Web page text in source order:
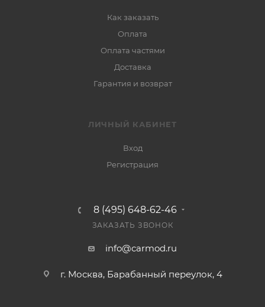
Как заказать
Оплата
Оплата частями
Доставка
Гарантия и возврат
ЛИЧНЫЙ КАБИНЕТ
Вход
Регистрация
8 (495) 648-62-46
ЗАКАЗАТЬ ЗВОНОК
info@carmod.ru
г. Москва, Барабанный переулок, 4